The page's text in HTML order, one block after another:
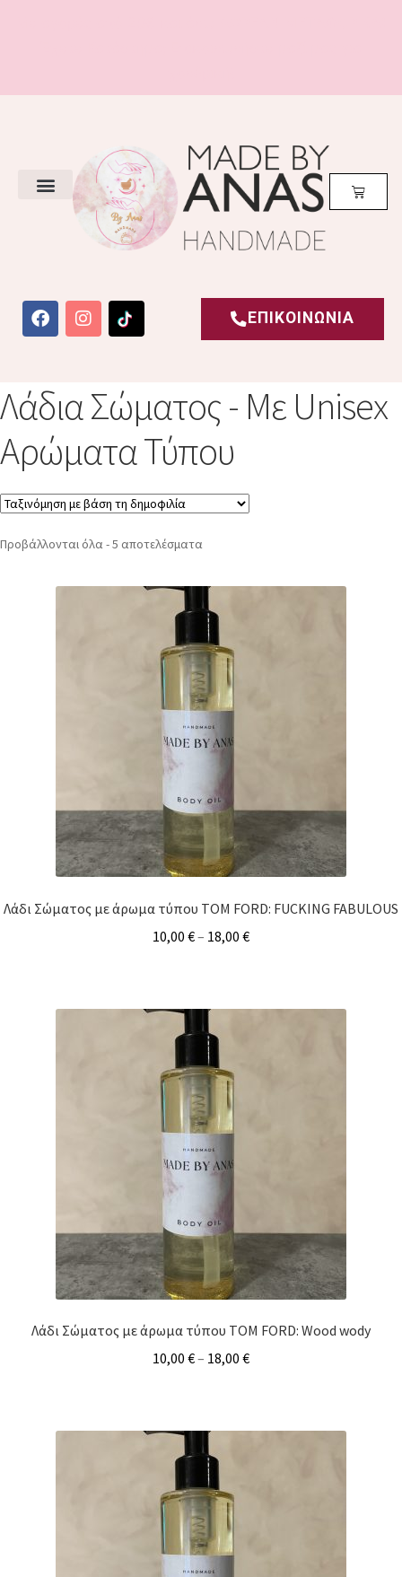
ΕΠΙΚΟΙΝΩΝΙΑ
Λάδια Σώματος - Με Unisex
Αρώματα Τύπου
Προβάλλονται όλα - 5 αποτελέσματα
Λάδι Σώματος με άρωμα τύπου TOM FORD: FUCKING FABULOUS
10,00 €– 18,00 €
Λάδι Σώματος με άρωμα τύπου TOM FORD: Wood wody
10,00 €– 18,00 €